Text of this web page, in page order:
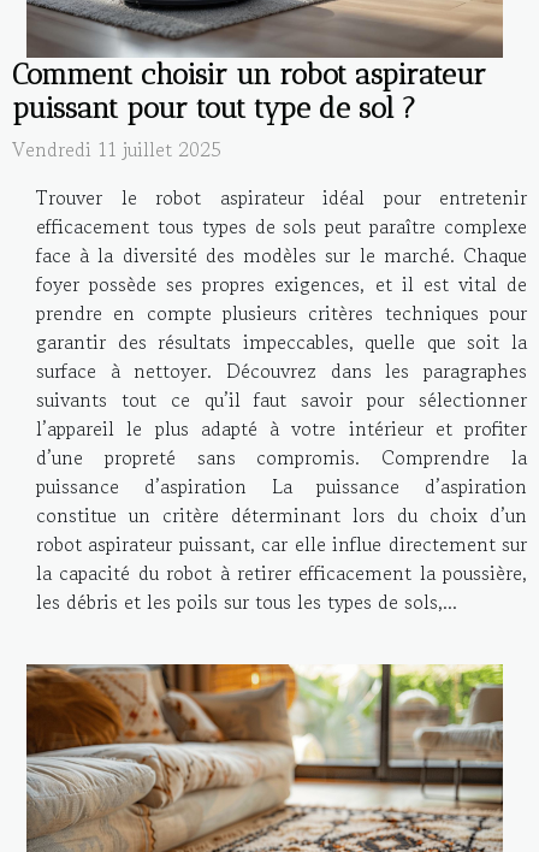
Comment choisir un robot aspirateur
puissant pour tout type de sol ?
Vendredi 11 juillet 2025
Trouver le robot aspirateur idéal pour entretenir
efficacement tous types de sols peut paraître complexe
face à la diversité des modèles sur le marché. Chaque
foyer possède ses propres exigences, et il est vital de
prendre en compte plusieurs critères techniques pour
garantir des résultats impeccables, quelle que soit la
surface à nettoyer. Découvrez dans les paragraphes
suivants tout ce qu’il faut savoir pour sélectionner
l’appareil le plus adapté à votre intérieur et profiter
d’une propreté sans compromis. Comprendre la
puissance d’aspiration La puissance d’aspiration
constitue un critère déterminant lors du choix d’un
robot aspirateur puissant, car elle influe directement sur
la capacité du robot à retirer efficacement la poussière,
les débris et les poils sur tous les types de sols,...